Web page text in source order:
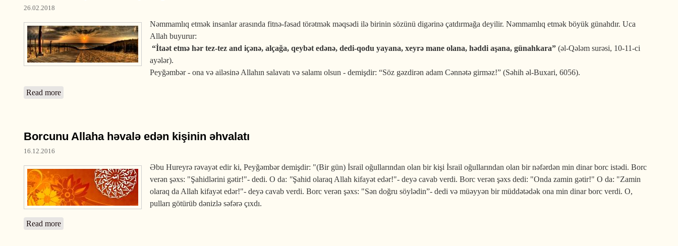
26.02.2018
Nəmmamlıq etmək insanlar arasında fitnə-fəsad törətmək məqsədi ilə birinin sözünü digərinə çatdırmağa deyilir. Nəmmamlıq etmək böyük günahdır. Uca
Allah buyurur:
“İtaət etmə hər tez-tez and içənə, alçağa, qeybət edənə, dedi-qodu yayana, xeyrə mane olana, həddi aşana, günahkara” (əl-Qələm surəsi, 10-11-ci
ayələr).
Peyğəmbər - ona və ailəsinə Allahın salavatı və salamı olsun - demişdir: “Söz gəzdirən adam Cənnətə girməz!” (Səhih əl-Buxari, 6056).
Read more
Borcunu Allaha həvalə edən kişinin əhvalatı
16.12.2016
Əbu Hureyrə rəvayət edir ki, Peyğəmbər demişdir: "(Bir gün) İsrail oğullarından olan bir kişi İsrail oğullarından olan bir nəfərdən min dinar borc istədi. Borc
verən şəxs: "Şahidlərini gətir!"- dedi. O da: "Şahid olaraq Allah kifayət edər!"- deyə cavab verdi. Borc verən şəxs dedi: "Onda zamin gətir!" O da: "Zamin
olaraq da Allah kifayət edər!"- deyə cavab verdi. Borc verən şəxs: "Sən doğru söylədin”- dedi və müəyyən bir müddətədək ona min dinar borc verdi. O,
pulları götürüb dənizlə səfərə çıxdı.
Read more